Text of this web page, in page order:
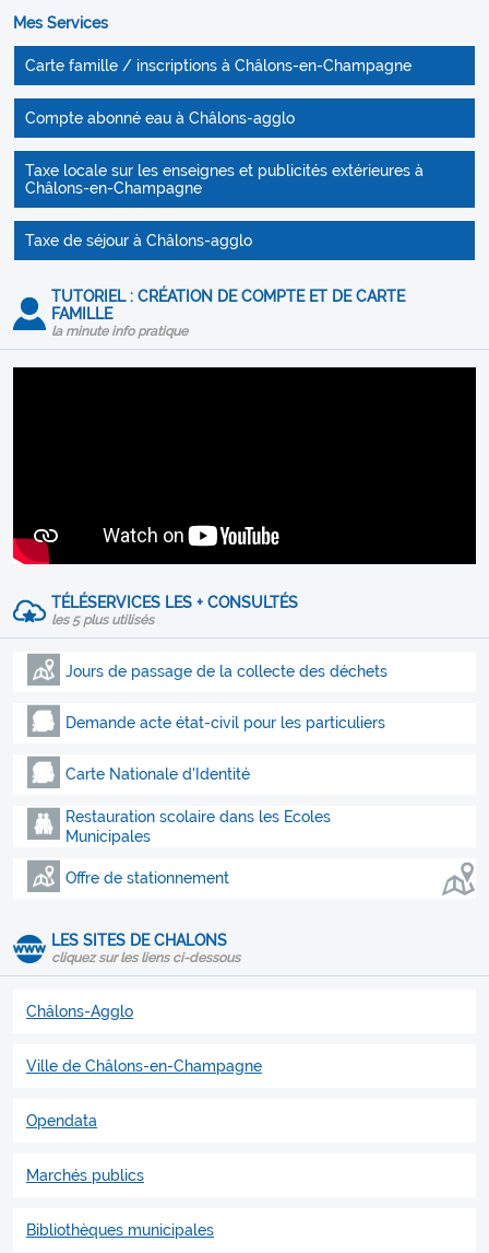
Mes Services
Carte famille / inscriptions à Châlons-en-Champagne
Compte abonné eau à Châlons-agglo
Taxe locale sur les enseignes et publicités extérieures à
Châlons-en-Champagne
Taxe de séjour à Châlons-agglo
TUTORIEL : CRÉATION DE COMPTE ET DE CARTE
FAMILLE
la minute info pratique
TÉLÉSERVICES LES + CONSULTÉS
les 5 plus utilisés
Jours de passage de la collecte des déchets
Demande acte état-civil pour les particuliers
Carte Nationale d'Identité
Restauration scolaire dans les Ecoles
Municipales
Offre de stationnement
LES SITES DE CHALONS
cliquez sur les liens ci-dessous
Châlons-Agglo
Ville de Châlons-en-Champagne
Opendata
Marchés publics
Bibliothèques municipales